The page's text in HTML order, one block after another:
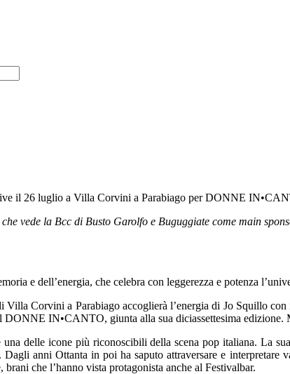
il 26 luglio a Villa Corvini a Parabiago per DONNE
vede la Bcc di Busto Garolfo e Buguggiate come main
e dell’energia, che celebra con leggerezza e potenza
Corvini a Parabiago accoglierà l’energia di Jo Squillo
DONNE IN•CANTO, giunta alla sua diciassettesima
delle icone più riconoscibili della scena pop italiana. La
anni Ottanta in poi ha saputo attraversare e
che l’hanno vista protagonista anche al Festivalbar.